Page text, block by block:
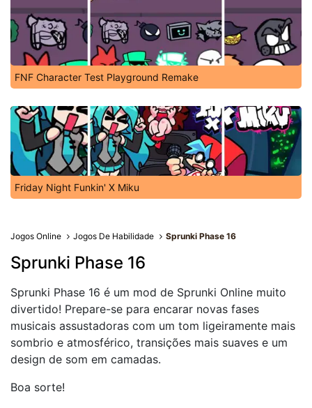
FNF Character Test Playground Remake
Friday Night Funkin' X Miku
Jogos Online Jogos De Habilidade Sprunki Phase 16
Sprunki Phase 16
Sprunki Phase 16 é um mod de Sprunki Online muito
divertido! Prepare-se para encarar novas fases
musicais assustadoras com um tom ligeiramente mais
sombrio e atmosférico, transições mais suaves e um
design de som em camadas.
Boa sorte!